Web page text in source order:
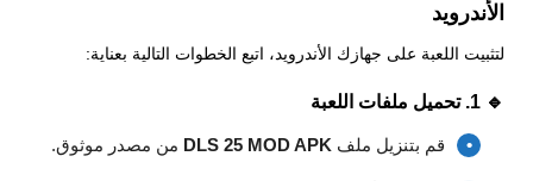
الأندرويد
لتثبيت اللعبة على جهازك الأندرويد، اتبع الخطوات التالية بعناية:
🔹 1. تحميل ملفات اللعبة
قم بتنزيل ملف DLS 25 MOD APK من مصدر موثوق.